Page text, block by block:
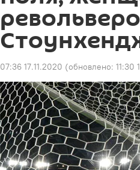
07:36 17.11.2020 (обновлено: 11:30